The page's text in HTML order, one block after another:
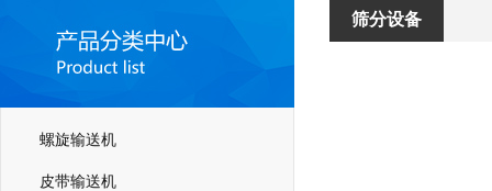
螺旋输送机
皮带输送机
筛分设备